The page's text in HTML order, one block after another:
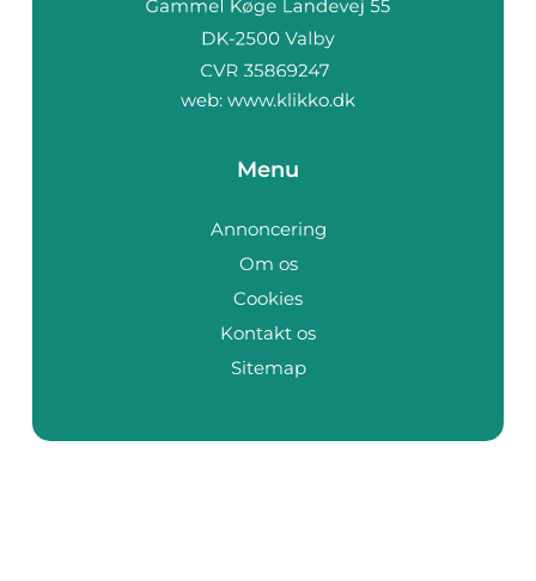
web: www.klikko.dk
Menu
Annoncering
Om os
Cookies
Kontakt os
Sitemap